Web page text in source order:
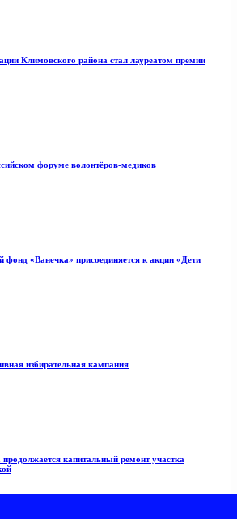
Климовского района стал лауреатом премии
форуме волонтёров-медиков
фонд «Ванечка» присоединяется к акции «Дети
избирательная кампания
капитальный ремонт участка